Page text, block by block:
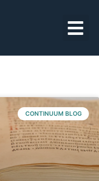
CONTINUUM BLOG